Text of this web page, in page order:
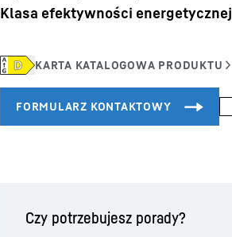
Klasa efektywności energetycznej
Czy potrzebujesz porady?